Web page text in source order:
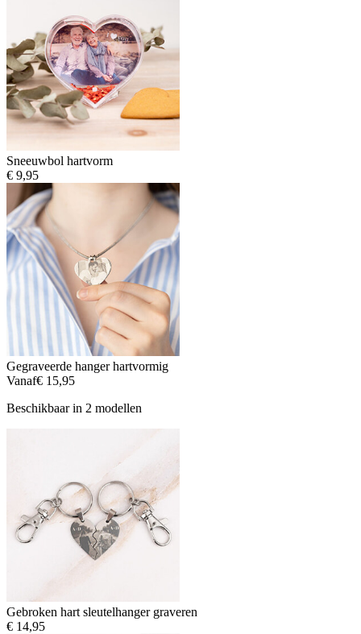
Sneeuwbol hartvorm
€ 9,95
Gegraveerde hanger hartvormig
Vanaf€ 15,95
Beschikbaar in 2 modellen
Gebroken hart sleutelhanger graveren
€ 14,95